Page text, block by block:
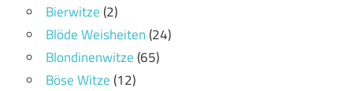
Bierwitze(2)
Blöde Weisheiten(24)
Blondinenwitze(65)
Böse Witze(12)